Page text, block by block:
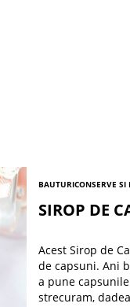
BAUTURICONSERVE
SIROP DE
Acest Sirop de
de capsuni. Ani
a pune
strecuram,